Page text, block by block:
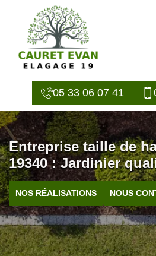
05 33 06 07 41
Entreprise taille de
19340 : Jardinier
NOS RÉALISATIONS NOUS